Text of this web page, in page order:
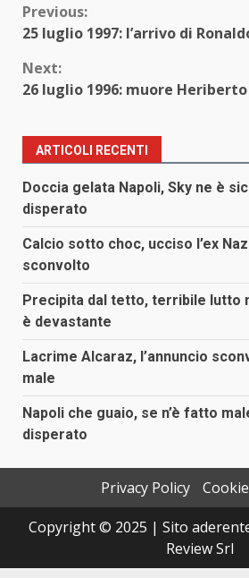
Continue
Reading
Previous:
25 luglio 1997: l’arrivo di
Next:
26 luglio 1996: muore Heriberto
ARTICOLI RECENTI
Doccia gelata Napoli, Sky ne è
disperato
Calcio sotto choc, ucciso l’ex
sconvolto
Precipita dal tetto, terribile lutto
è devastante
Lacrime Alcaraz, l’annuncio
male
Napoli che guaio, se n’è fatto
disperato
Privacy Policy
Copyright © 2025 | Sito
Review Srl